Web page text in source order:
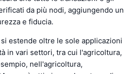
da più nodi, aggiungendo un
e fiducia.
estende oltre le sole applicazioni
in vari settori, tra cui l'agricoltura,
nell'agricoltura,